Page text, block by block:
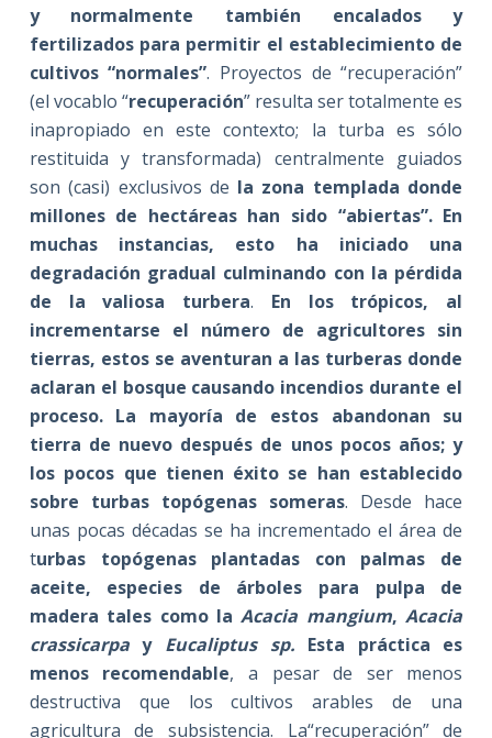
y normalmente también encalados y
fertilizados para permitir el establecimiento de
cultivos “normales”. Proyectos de “recuperación”
(el vocablo “recuperación” resulta ser totalmente es
inapropiado en este contexto; la turba es sólo
restituida y transformada) centralmente guiados
son (casi) exclusivos de la zona templada donde
millones de hectáreas han sido “abiertas”. En
muchas instancias, esto ha iniciado una
degradación gradual culminando con la pérdida
de la valiosa turbera. En los trópicos, al
incrementarse el número de agricultores sin
tierras, estos se aventuran a las turberas donde
aclaran el bosque causando incendios durante el
proceso. La mayoría de estos abandonan su
tierra de nuevo después de unos pocos años; y
los pocos que tienen éxito se han establecido
sobre turbas topógenas someras. Desde hace
unas pocas décadas se ha incrementado el área de
turbas topógenas plantadas con palmas de
aceite, especies de árboles para pulpa de
madera tales como laAcacia mangium,Acacia
crassicarpay Eucaliptus sp. Esta práctica es
menos recomendable, a pesar de ser menos
destructiva que los cultivos arables de una
agricultura de subsistencia. La“recuperación” de